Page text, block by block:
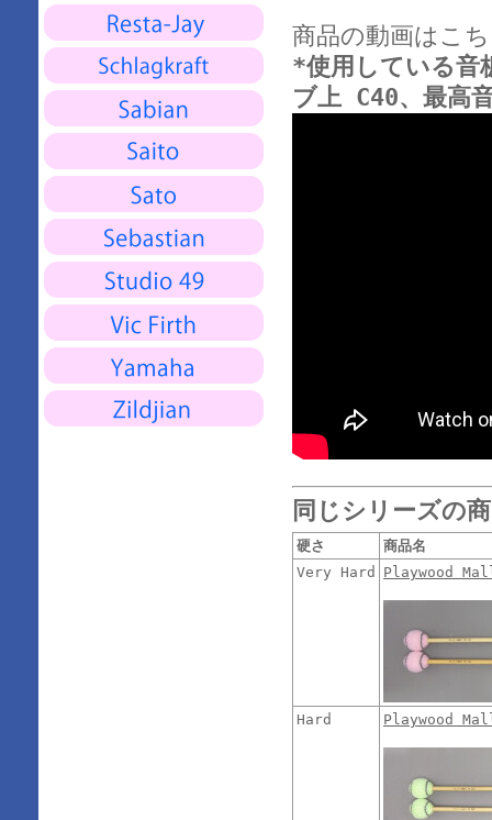
商品の動画はこ
*使用している
ブ上 C40、最高
同じシリーズの
硬さ
商品名
Very Hard
Playwood
Hard Playwood